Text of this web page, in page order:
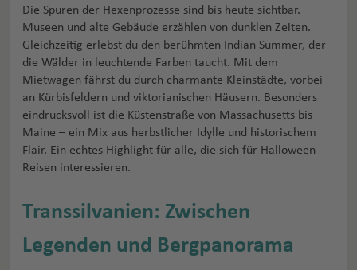
Die Spuren der Hexenprozesse sind bis heute sichtbar.
Museen und alte Gebäude erzählen von dunklen Zeiten.
Gleichzeitig erlebst du den berühmten Indian Summer, der
die Wälder in leuchtende Farben taucht. Mit dem
Mietwagen fährst du durch charmante Kleinstädte, vorbei
an Kürbisfeldern und viktorianischen Häusern. Besonders
eindrucksvoll ist die Küstenstraße von Massachusetts bis
Maine – ein Mix aus herbstlicher Idylle und historischem
Flair. Ein echtes Highlight für alle, die sich für Halloween
Reisen interessieren.
Transsilvanien: Zwischen
Legenden und Bergpanorama